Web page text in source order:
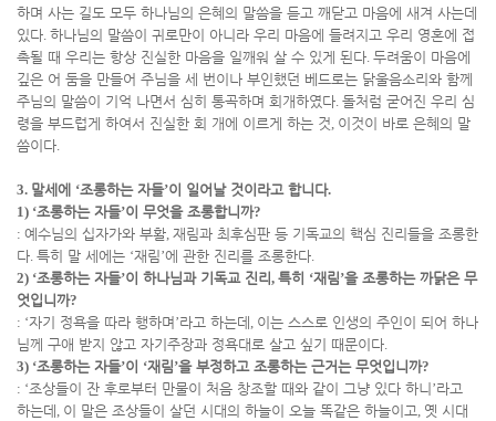
하며 사는 길도 모두 하나님의 은혜의 말씀을 듣고 깨닫고 마음에 새겨 사는데
있다. 하나님의 말씀이 귀로만이 아니라 우리 마음에 들려지고 우리 영혼에 접
촉될 때 우리는 항상 진실한 마음을 일깨워 살 수 있게 된다. 두려움이 마음에
깊은 어 둠을 만들어 주님을 세 번이나 부인했던 베드로는 닭울음소리와 함께
주님의 말씀이 기억 나면서 심히 통곡하며 회개하였다. 돌처럼 굳어진 우리 심
령을 부드럽게 하여서 진실한 회 개에 이르게 하는 것, 이것이 바로 은혜의 말
씀이다.
3. 말세에 ‘조롱하는 자들’이 일어날 것이라고 합니다.
1) ‘조롱하는 자들’이 무엇을 조롱합니까?
: 예수님의 십자가와 부활, 재림과 최후심판 등 기독교의 핵심 진리들을 조롱한
다. 특히 말 세에는 ‘재림’에 관한 진리를 조롱한다.
2) ‘조롱하는 자들’이 하나님과 기독교 진리, 특히 ‘재림’을 조롱하는 까닭은 무
엇입니까?
: ‘자기 정욕을 따라 행하며 ’라고 하는데 , 이는 스스로 인생의 주인이 되어 하나
님께 구애 받지 않고 자기주장과 정욕대로 살고 싶기 때문이다.
3) ‘조롱하는 자들’이 ‘재림’을 부정하고 조롱하는 근거는 무엇입니까?
: ‘조상들이 잔 후로부터 만물이 처음 창조할 때와 같이 그냥 있다 하니 ’라고
하는데 , 이 말은 조상들이 살던 시대의 하늘이 오늘 똑같은 하늘이고, 옛 시대